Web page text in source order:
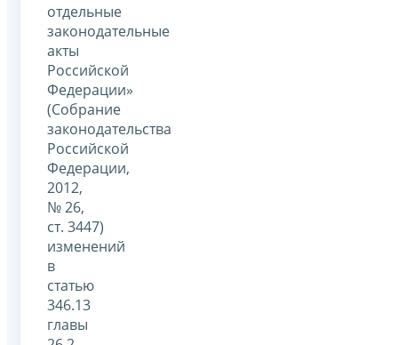
отдельные
законодательные
акты
Российской
Федерации»
(Собрание
законодательства
Российской
Федерации,
2012,
№ 26,
ст. 3447)
изменений
в
статью
346.13
главы